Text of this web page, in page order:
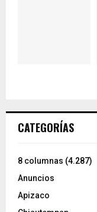
CATEGORÍAS
8 columnas (4.287)
Anuncios
Apizaco